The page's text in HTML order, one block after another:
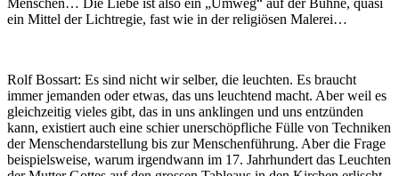
Menschen… Die Liebe ist also ein „Umweg“ auf der Bühne, quasi
ein Mittel der Lichtregie, fast wie in der religiösen Malerei…
Rolf Bossart: Es sind nicht wir selber, die leuchten. Es braucht
immer jemanden oder etwas, das uns leuchtend macht. Aber weil es
gleichzeitig vieles gibt, das in uns anklingen und uns entzünden
kann, existiert auch eine schier unerschöpfliche Fülle von Techniken
der Menschendarstellung bis zur Menschenführung. Aber die Frage
beispielsweise, warum irgendwann im 17. Jahrhundert das Leuchten